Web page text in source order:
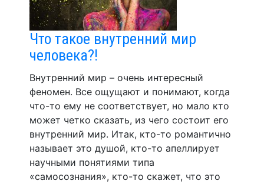
Что такое внутренний мир
человека?!
Внутренний мир – очень интересный
феномен. Все ощущают и понимают, когда
что-то ему не соответствует, но мало кто
может четко сказать, из чего состоит его
внутренний мир. Итак, кто-то романтично
называет это душой, кто-то апеллирует
научными понятиями типа
«самосознания», кто-то скажет, что это